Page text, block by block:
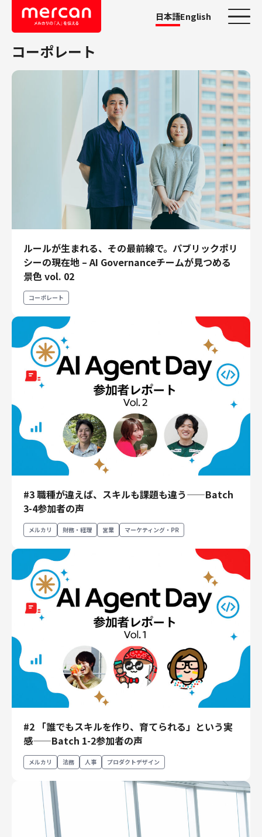
日本語English
カテゴリーから探す
鹿島アントラーズ
メルカリShops
メルカリR4Dラボ
職種
エンジニアリング
エンジニアリング
コーポレートエンジニアリング
セキュリティエンジニアリング
プロダクト・ビジネス
経営・事業企画
事業開発
カスタマーサービス
マーケティング・PR
プロダクトマネジメント
データアナリティクス
クリエイティブ
コーポレート
財務・経理
内部監査・リスク
法務
人事
セキュリティ・プライバシー
募集中の求人一覧
コーポレート
ルールが生まれる、その最前線で。パブリックポリ
シーの現在地 – AI Governanceチームが見つめる
景色 vol. 02
コーポレート
#3 職種が違えば、スキルも課題も違う——Batch
3-4参加者の声
メルカリ 財務・経理 営業 マーケティング・PR
#2 「誰でもスキルを作り、育てられる」という実
感——Batch 1-2参加者の声
メルカリ 法務 人事 プロダクトデザイン